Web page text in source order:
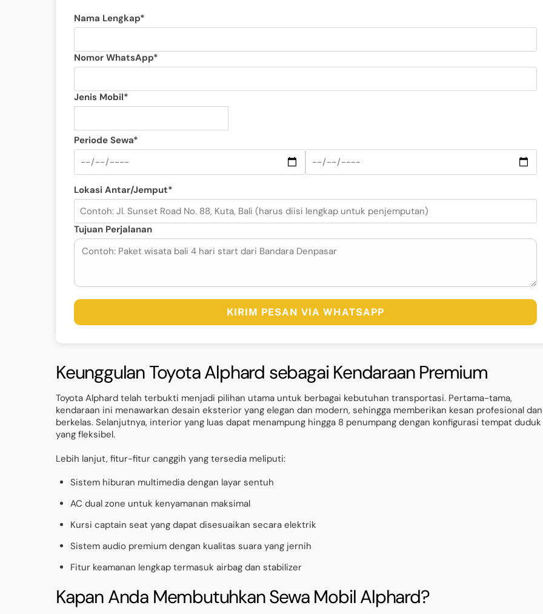
Nama Lengkap*
Nomor WhatsApp*
Jenis Mobil*
Periode Sewa*
Lokasi Antar/Jemput*
Tujuan Perjalanan
KIRIM PESAN VIA WHATSAPP
Keunggulan Toyota Alphard sebagai Kendaraan Premium
Toyota Alphard telah terbukti menjadi pilihan utama untuk berbagai kebutuhan transportasi. Pertama-tama,
kendaraan ini menawarkan desain eksterior yang elegan dan modern, sehingga memberikan kesan profesional dan
berkelas. Selanjutnya, interior yang luas dapat menampung hingga 8 penumpang dengan konfigurasi tempat duduk
yang fleksibel.
Lebih lanjut, fitur-fitur canggih yang tersedia meliputi:
Sistem hiburan multimedia dengan layar sentuh
AC dual zone untuk kenyamanan maksimal
Kursi captain seat yang dapat disesuaikan secara elektrik
Sistem audio premium dengan kualitas suara yang jernih
Fitur keamanan lengkap termasuk airbag dan stabilizer
Kapan Anda Membutuhkan Sewa Mobil Alphard?